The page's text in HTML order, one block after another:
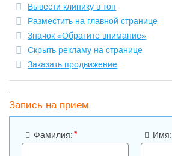
Вывести клинику в топ
Разместить на главной странице
Значок «Обратите внимание»
Скрыть рекламу на странице
Заказать продвижение
Запись на прием
Фамилия:* Имя: